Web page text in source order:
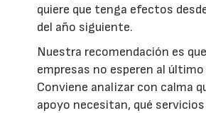
quiere que tenga efectos
del año siguiente.
Nuestra recomendación es
empresas no esperen al
Conviene analizar con calma
apoyo necesitan, qué